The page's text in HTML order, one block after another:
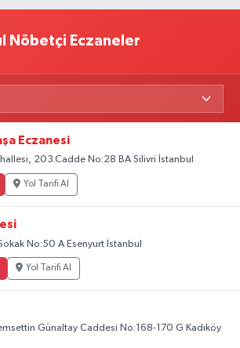
Nöbetçi Eczaneler
Eczanesi
203.Cadde No:28 BA Silivri İstanbul
Yol Tarifi Al
No:50 A Esenyurt İstanbul
Yol Tarifi Al
Günaltay Caddesi No:168-170 G Kadıköy